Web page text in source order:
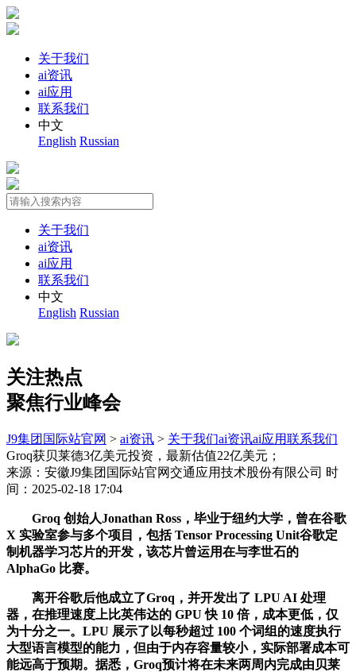
关于我们
ai资讯
ai应用
联系我们
中文
English Russian
关于我们
ai资讯
ai应用
联系我们
中文
English Russian
关注热点
聚焦行业峰会
J9集团国际站官网 > ai资讯 > 关于我们ai资讯ai应用联系我们
Groq获贝莱德3亿美元投资，最新估值22亿美元；
来源：安徽J9集团国际站官网交通应用技术股份有限公司 时
间：2025-02-18 17:04
Groq 创始人Jonathan Ross，毕业于纽约大学，曾在谷歌
X 实验室参与多个项目，包括 Tensor Processing Unit谷歌定
制机器学习芯片的开发，该芯片曾运用在与李世石的
AlphaGo 比赛。
离开谷歌后他成立了Groq，并开发出了 LPU AI 处理
器，在推理速度上比英伟达的 GPU 快 10 倍，成本更低，仅
为十分之一。LPU 展示了以每秒超过 100 个词组的速度执行
大型语言模型的能力，但由于内存容量较小，实际部署成本可
能远高于预期。据悉，Groq预计将在未来两周内完成由贝莱